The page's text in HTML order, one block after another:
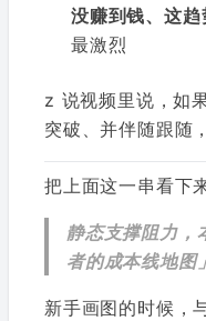
没赚到钱、这趋
最激烈
z 说视频里说，如
突破、并伴随跟随
把上面这一串看下
静态支撑阻力，
者的成本线地图
新手画图的时候，